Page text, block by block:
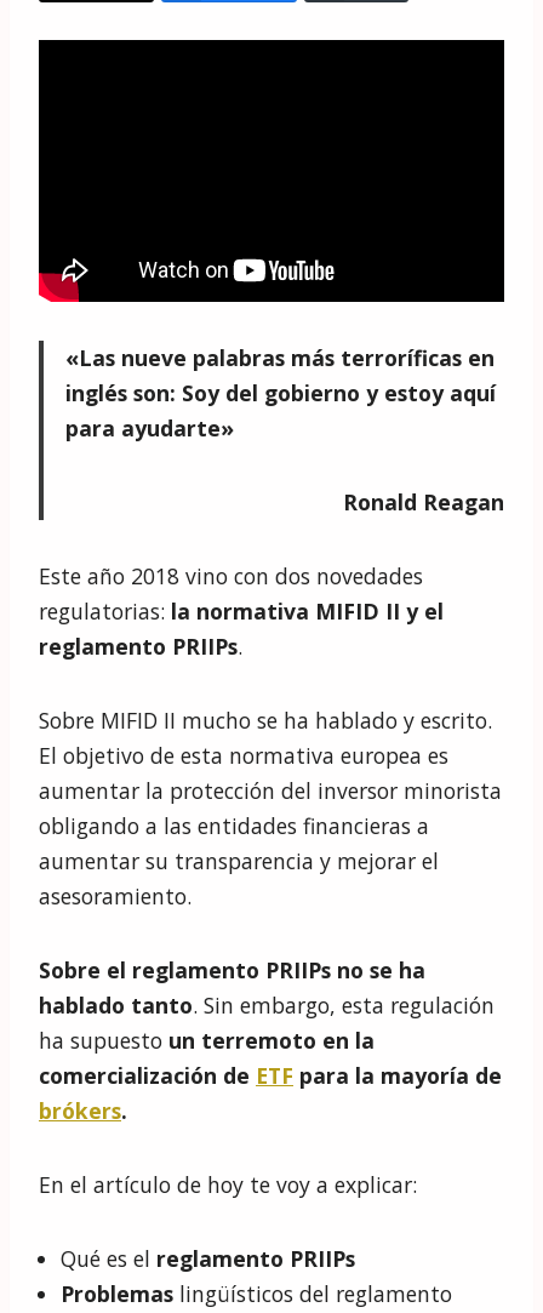
«Las nueve palabras más terroríficas en
inglés son: Soy del gobierno y estoy aquí
para ayudarte»
Ronald Reagan
Este año 2018 vino con dos novedades
regulatorias: la normativa MIFID II y el
reglamento PRIIPs.
Sobre MIFID II mucho se ha hablado y escrito.
El objetivo de esta normativa europea es
aumentar la protección del inversor minorista
obligando a las entidades financieras a
aumentar su transparencia y mejorar el
asesoramiento.
Sobre el reglamento PRIIPs no se ha
hablado tanto. Sin embargo, esta regulación
ha supuesto un terremoto en la
comercialización de ETF para la mayoría de
brókers.
En el artículo de hoy te voy a explicar:
Qué es el reglamento PRIIPs
Problemaslingüísticos del reglamento